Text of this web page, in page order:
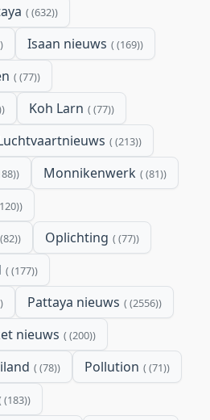
(632)
Isaan nieuws (169)
(77)
Koh Larn (77)
(213)
Monnikenwerk (81)
(82) Oplichting (77)
(177)
Pattaya nieuws (2556)
nieuws (200)
(78) Pollution (71)
(183)